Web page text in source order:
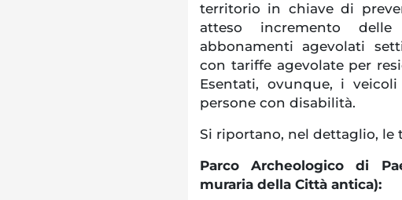
territorio in chiave di
atteso incremento
abbonamenti agevolati
con tariffe agevolate per
Esentati, ovunque, i
persone con disabilità.
Si riportano, nel dettaglio, le
Parco Archeologico di
muraria della Città antica):